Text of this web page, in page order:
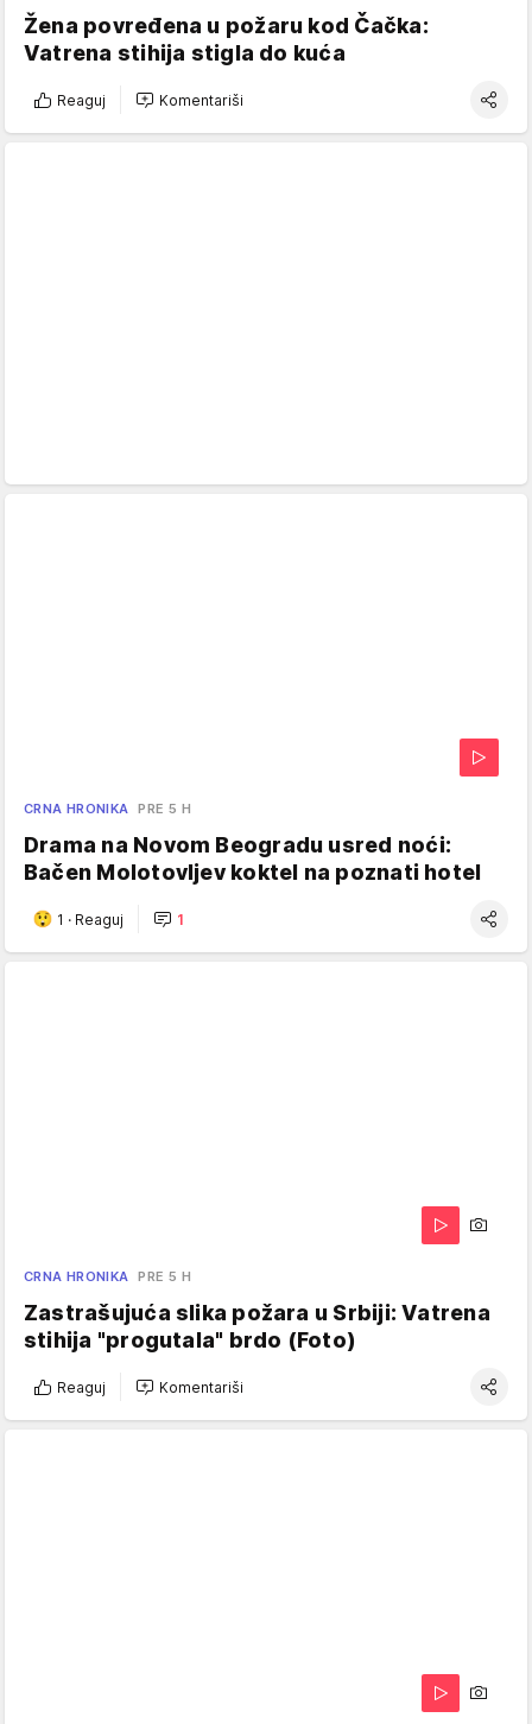
Žena povređena u požaru kod Čačka:
Vatrena stihija stigla do kuća
Reaguj Komentariši
CRNA HRONIKA PRE 5 H
Drama na Novom Beogradu usred noći:
Bačen Molotovljev koktel na poznati hotel
1 · Reaguj 1
CRNA HRONIKA PRE 5 H
Zastrašujuća slika požara u Srbiji: Vatrena
stihija "progutala" brdo (Foto)
Reaguj Komentariši